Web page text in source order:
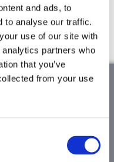
and ads, to
to analyse our traffic.
use of our site with
partners who
that you’ve
from your use